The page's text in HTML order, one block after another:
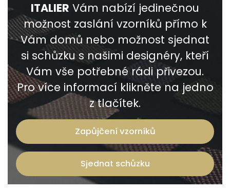
ITALIER Vám nabízí jedinečnou
možnost zaslání vzorníků přímo k
Vám domů nebo možnost sjednat
si schůzku s našimi designéry, kteří
Vám vše potřebné rádi přivezou.
Pro více informací klikněte na jedno
z tlačítek.
Zapůjčení vzorníků
Sjednat schůzku